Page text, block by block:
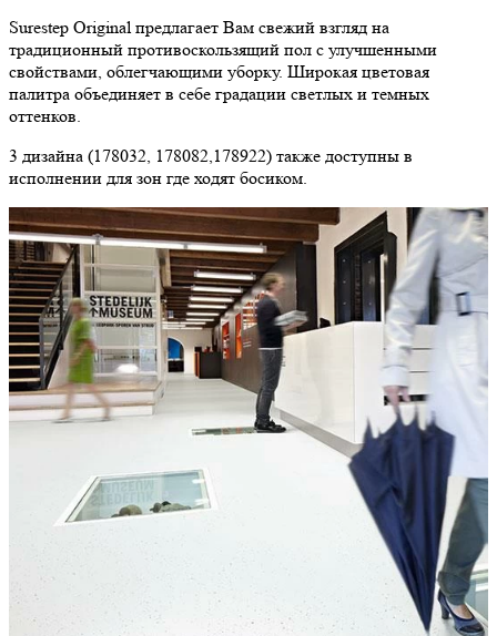
Surestep Original предлагает Вам свежий взгляд на
традиционный противоскользящий пол с улучшенными
свойствами, облегчающими уборку. Широкая цветовая
палитра объединяет в себе градации светлых и темных
оттенков.
3 дизайна (178032, 178082,178922) также доступны в
исполнении для зон где ходят босиком.